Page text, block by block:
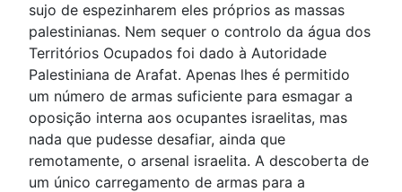
sujo de espezinharem eles próprios as massas
palestinianas. Nem sequer o controlo da água dos
Territórios Ocupados foi dado à Autoridade
Palestiniana de Arafat. Apenas lhes é permitido
um número de armas suficiente para esmagar a
oposição interna aos ocupantes israelitas, mas
nada que pudesse desafiar, ainda que
remotamente, o arsenal israelita. A descoberta de
um único carregamento de armas para a